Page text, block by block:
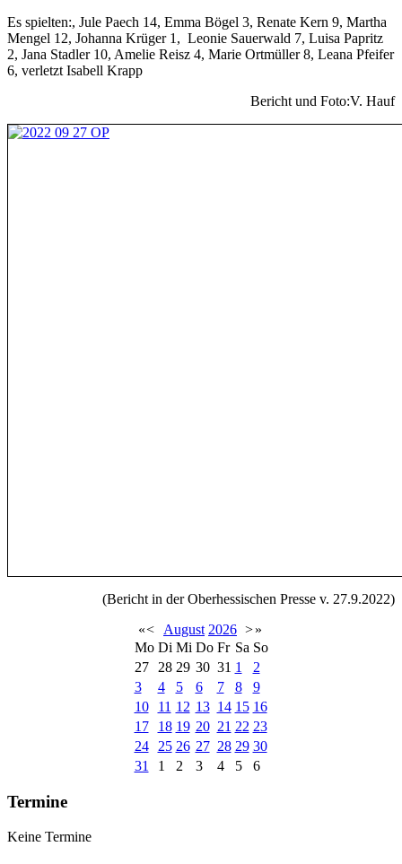
Es spielten:, Jule Paech 14, Emma Bögel 3, Renate Kern 9, Martha
Mengel 12, Johanna Krüger 1, Leonie Sauerwald 7, Luisa Papritz
2, Jana Stadler 10, Amelie Reisz 4, Marie Ortmüller 8, Leana Pfeifer
6, verletzt Isabell Krapp
Bericht und Foto:V. Hauf
(Bericht in der Oberhessischen Presse v. 27.9.2022)
«< August 2026 >»
Mo Di Mi Do Fr Sa So
27
28 29 30 31 1
2
3
4 5 6 7 8
9
10
11 12 13 14 15 16
17
18 19 20 21 22 23
24
25 26 27 28 29 30
31
1 2 3 4 5 6
Termine
Keine Termine